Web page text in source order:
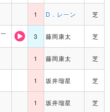
1 D．レーン 芝
3 藤岡康太 芝
1 藤岡康太 芝
1 坂井瑠星 芝
1 坂井瑠星 芝